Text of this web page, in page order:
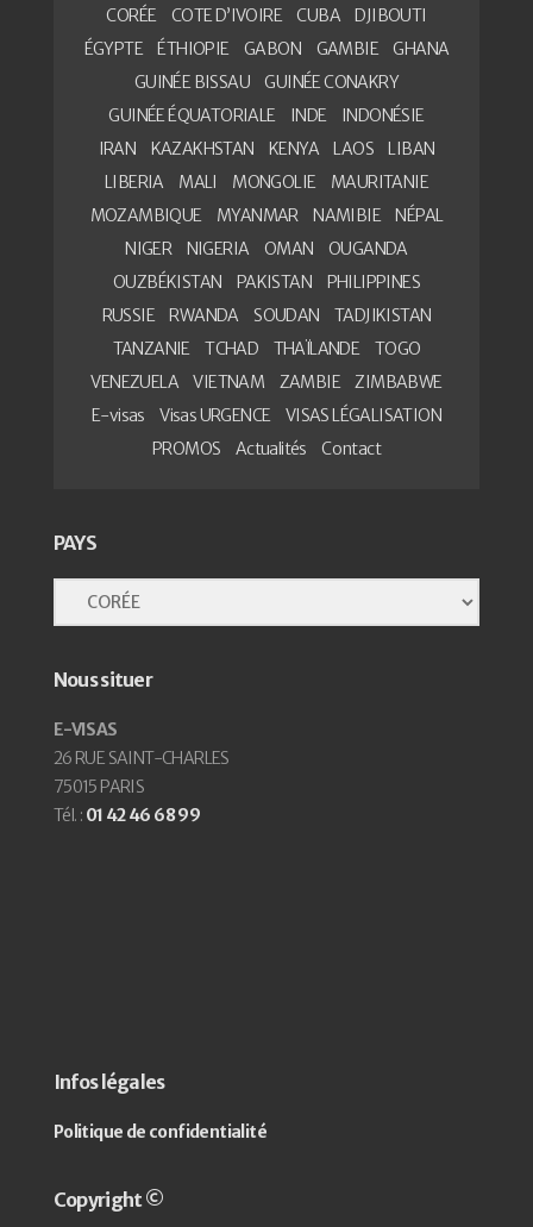
CORÉE
COTE D’IVOIRE CUBA
DJIBOUTI
ÉGYPTE
ÉTHIOPIE GABON GAMBIE
GHANA
GUINÉE BISSAU
GUINÉE CONAKRY
GUINÉE ÉQUATORIALE
INDE
INDONÉSIE
IRAN
KAZAKHSTAN KENYA LAOS
LIBAN
LIBERIA
MALI MONGOLIE
MAURITANIE
MOZAMBIQUE
MYANMAR NAMIBIE
NÉPAL
NIGER
NIGERIA OMAN
OUGANDA
OUZBÉKISTAN
PAKISTAN
PHILIPPINES
RUSSIE
RWANDA SOUDAN
TADJIKISTAN
TANZANIE
TCHAD THAÏLANDE
TOGO
VENEZUELA
VIETNAM ZAMBIE
ZIMBABWE
E-visas
Visas URGENCE
VISAS LÉGALISATION
PROMOS
Actualités Contact
PAYS
Nous situer
E-VISAS
26 RUE SAINT-CHARLES
75015 PARIS
Tél. : 01 42 46 68 99
Infos légales
Politique de confidentialité
Copyright ©